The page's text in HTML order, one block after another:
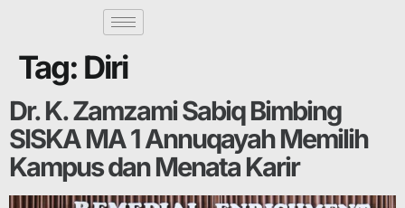
Tag: Diri
Dr. K. Zamzami Sabiq Bimbing
SISKA MA 1 Annuqayah Memilih
Kampus dan Menata Karir